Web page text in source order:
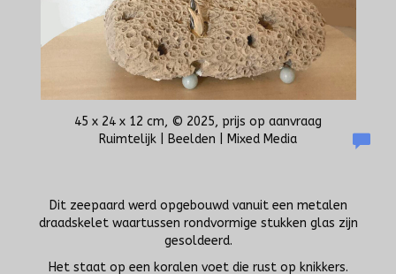
45 x 24 x 12 cm, © 2025, prijs op aanvraag
Ruimtelijk | Beelden | Mixed Media
Dit zeepaard werd opgebouwd vanuit een metalen
draadskelet waartussen rondvormige stukken glas zijn
gesoldeerd.
Het staat op een koralen voet die rust op knikkers.